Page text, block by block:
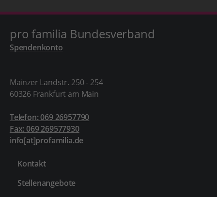
pro familia Bundesverband
Spendenkonto
Mainzer Landstr. 250 - 254
60326 Frankfurt am Main
Telefon: 069 26957790
Fax: 069 269577930
info[at]profamilia.de
Kontakt
Stellenangebote